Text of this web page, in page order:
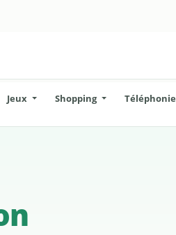
Jeux Shopping Téléphonie